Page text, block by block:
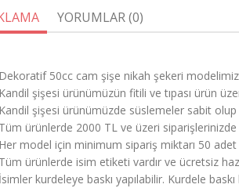
YORUMLAR (0)
Dekoratif 50cc cam şişe nikah şekeri
Kandil şişesi ürünümüzün fitili ve tıpası ürün
Kandil şişesi ürünümüzde süslemeler sabit
Tüm ürünlerde 2000 TL ve üzeri
Her model için minimum sipariş miktarı 50
Tüm ürünlerde isim etiketi vardır ve ücretsiz
İsimler kurdeleye baskı yapılabilir. Kurdele